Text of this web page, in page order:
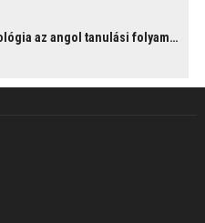
Hogyan hat a technológia az angol tanulási folyamatokra?